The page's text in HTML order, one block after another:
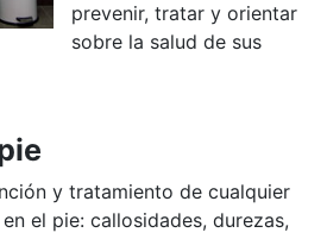
prevenir, tratar y orientar
sobre la salud de sus
y tratamiento de cualquier
el pie: callosidades, durezas,